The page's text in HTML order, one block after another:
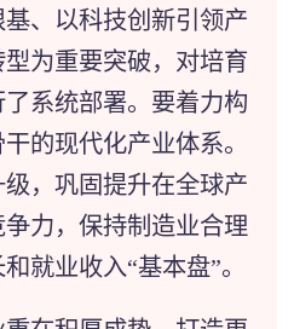
、以科技创新引领产
为重要突破，对培育
系统部署。要着力构
的现代化产业体系。
，巩固提升在全球产
力，保持制造业合理
就业收入“基本盘”。